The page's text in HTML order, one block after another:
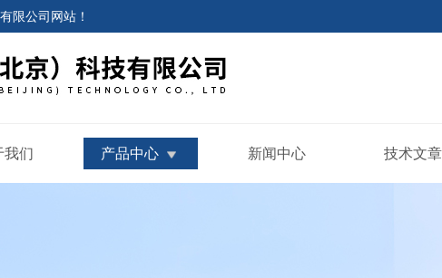
限公司网站 ！
我们 产品中心 新闻中心 技术文章